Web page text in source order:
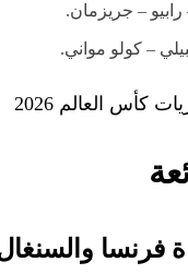
– جريزمان.
– كولو مواني.
كأس العالم 2026
والسنغال